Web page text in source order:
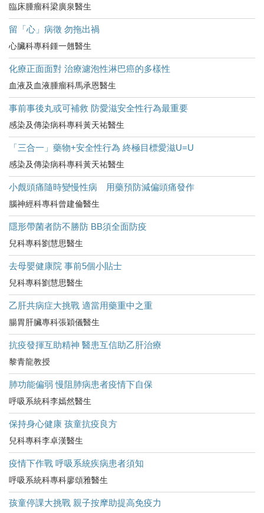
臨床腫瘤科梁廣泉醫生
留「心」病徵 勿拖出禍
心臟科專科鍾一翹醫生
化療正面面對 治療濾泡性淋巴癌的多樣性
血液及血液腫瘤科馬承恩醫生
事前事後丸或可補救 防愛滋安全性行為最重要
感染及傳染病科專科黃天祐醫生
「三合一」藥物+安全性行為 終極目標愛滋U=U
感染及傳染病科專科黃天祐醫生
小覤頭痛隨時變慢性病 用藥預防減偏頭痛發作
腦神經科專科曾建倫醫生
隱形帶菌者防不勝防 BB須全面防疫
兒科專科劉慧思醫生
去母嬰健康院 事前5個小貼士
兒科專科劉慧思醫生
乙肝共病症大挑戰 適當用藥重中之重
腸胃肝臟專科張穎儀醫生
抗疫發揮互助精神 醫患互信助乙肝治療
黎青龍教授
肺功能偏弱 慢阻肺病患者疫情下自保
呼吸系統科李嫣然醫生
保持身心健康 孩童抗疫良方
兒科專科李卓漢醫生
疫情下作戰 呼吸系統疾病患者須知
呼吸系統科專科廖頌雅醫生
孩童停課大挑戰 親子按摩助提高免疫力